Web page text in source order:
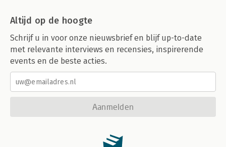
Altijd op de hoogte
Schrijf u in voor onze nieuwsbrief en blijf up-to-date
met relevante interviews en recensies, inspirerende
events en de beste acties.
Aanmelden